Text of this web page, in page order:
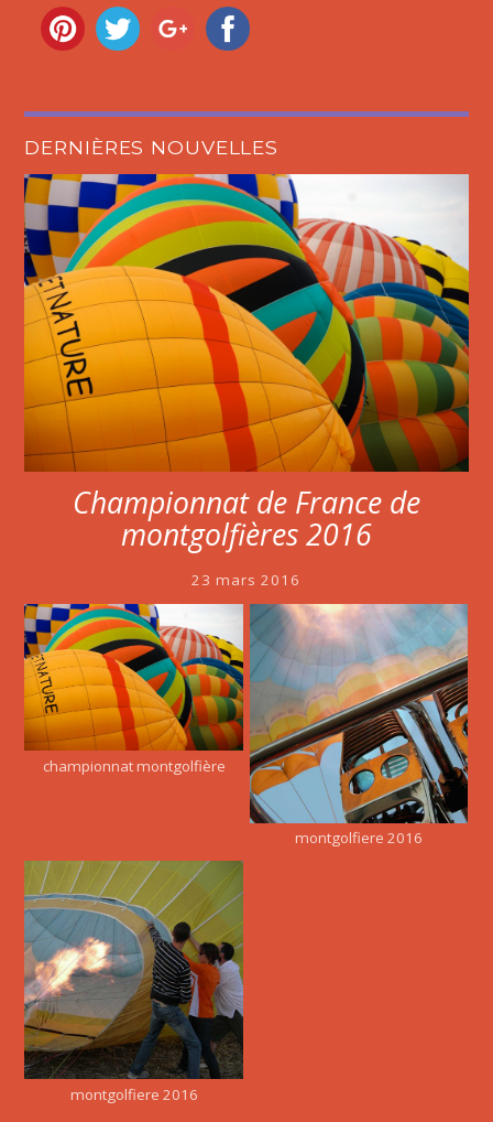
DERNIÈRES NOUVELLES
Championnat de France de
montgolfières 2016
23 mars 2016
championnat montgolfière
montgolfiere 2016
montgolfiere 2016